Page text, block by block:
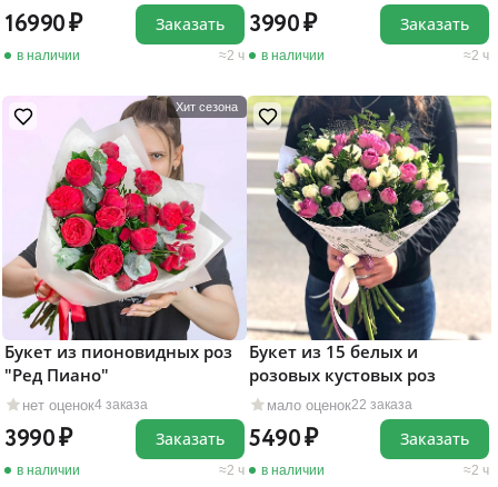
16990
в наличии 2 ч
Заказать 3990
в наличии 2 ч
Заказать
Хит сезона
нет оценок4 заказа
Букет из пионовидных роз
"Ред Пиано"
3990
в наличии 2 ч
Заказать
мало оценок22 заказа
Букет из 15 белых и
розовых кустовых роз
5490
в наличии 2 ч
Заказать